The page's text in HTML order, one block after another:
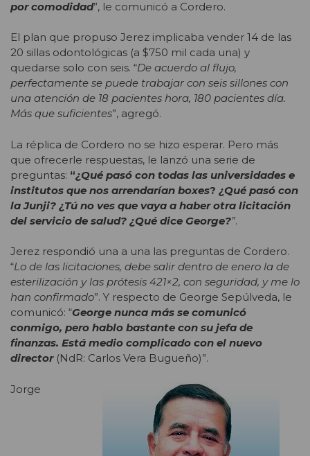
por comodidad”, le comunicó a Cordero.
El plan que propuso Jerez implicaba vender 14 de las
20 sillas odontológicas (a $750 mil cada una) y
quedarse solo con seis. “De acuerdo al flujo,
perfectamente se puede trabajar con seis sillones con
una atención de 18 pacientes hora, 180 pacientes día.
Más que suficientes”, agregó.
La réplica de Cordero no se hizo esperar. Pero más
que ofrecerle respuestas, le lanzó una serie de
preguntas: “¿Qué pasó con todas las universidades e
institutos que nos arrendarían boxes? ¿Qué pasó con
la Junji? ¿Tú no ves que vaya a haber otra licitación
del servicio de salud? ¿Qué dice George?”.
Jerez respondió una a una las preguntas de Cordero.
“Lo de las licitaciones, debe salir dentro de enero la de
esterilización y las prótesis 421×2, con seguridad, y me lo
han confirmado”. Y respecto de George Sepúlveda, le
comunicó: “George nunca más se comunicó
conmigo, pero hablo bastante con su jefa de
finanzas. Está medio complicado con el nuevo
director(NdR: Carlos Vera Bugueño)”.
Jorge